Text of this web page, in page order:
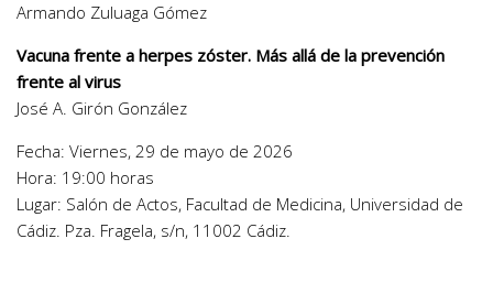
Armando Zuluaga Gómez
Vacuna frente a herpes zóster. Más allá de la prevención
frente al virus
José A. Girón González
Fecha: Viernes, 29 de mayo de 2026
Hora: 19:00 horas
Lugar: Salón de Actos, Facultad de Medicina, Universidad de
Cádiz. Pza. Fragela, s/n, 11002 Cádiz.